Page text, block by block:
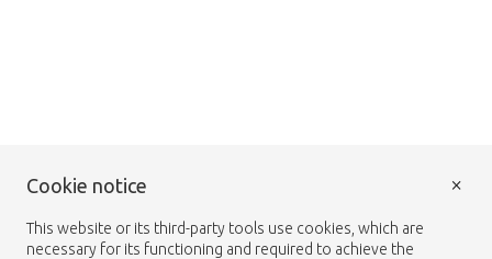
Cookie notice
This website or its third-party tools use cookies, which are
necessary for its functioning and required to achieve the
×